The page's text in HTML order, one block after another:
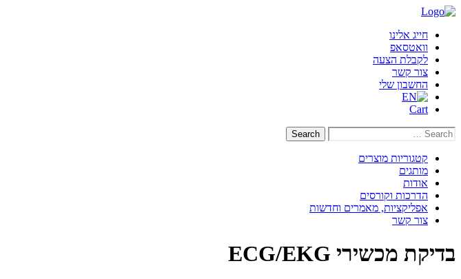
דילוג
חייג אלינו
וואטסאפ
לקבלת הצעה
צור קשר
החשבון שלי
Cart
Search
Search
קטגוריות מוצרים
מותגים
אודות
הדרכות וקורסים
אפליקציות, מאמרים וחדשות
צור קשר
בדיקת מכשירי ECG/EKG